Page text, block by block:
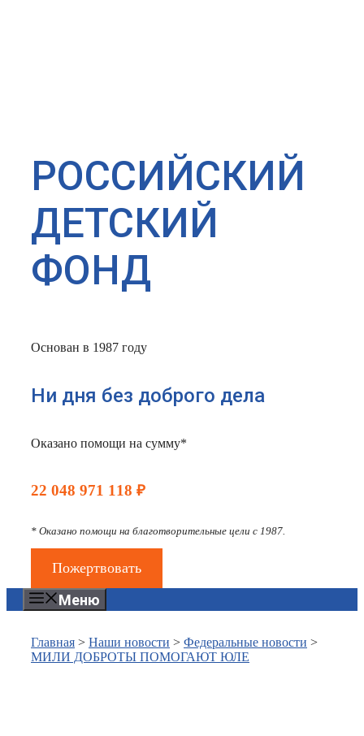
РОССИЙСКИЙ
ДЕТСКИЙ
ФОНД
Основан в 1987 году
Ни дня без доброго дела
Оказано помощи на сумму*
22 048 971 118 ₽
* Оказано помощи на благотворительные цели с 1987.
Пожертвовать
Меню
Главная > Наши новости > Федеральные новости >
МИЛИ ДОБРОТЫ ПОМОГАЮТ ЮЛЕ